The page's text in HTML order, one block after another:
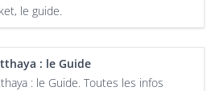
le guide.
: le Guide
: le Guide. Toutes les infos